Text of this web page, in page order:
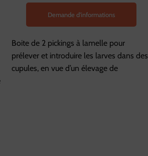
Demande d'informations
Boite de 2 pickings à lamelle pour
prélever et introduire les larves dans des
cupules, en vue d’un élevage de